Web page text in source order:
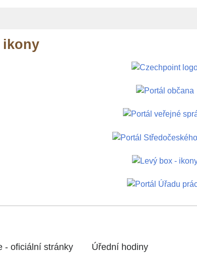
ikony
- oficiální stránky Úřední hodiny